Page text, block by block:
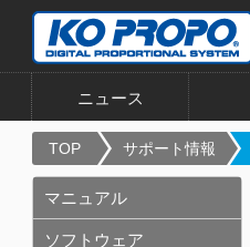
ニュース
TOP サポート情報
マニュアル
ソフトウェア